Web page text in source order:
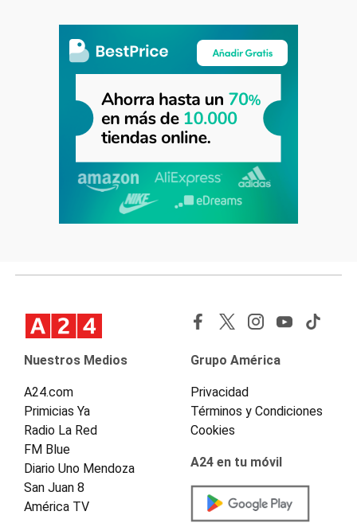
Nuestros Medios
A24.com
Primicias Ya
Radio La Red
FM Blue
Diario Uno Mendoza
San Juan 8
América TV
Grupo América
Privacidad
Términos y Condiciones
Cookies
A24 en tu móvil